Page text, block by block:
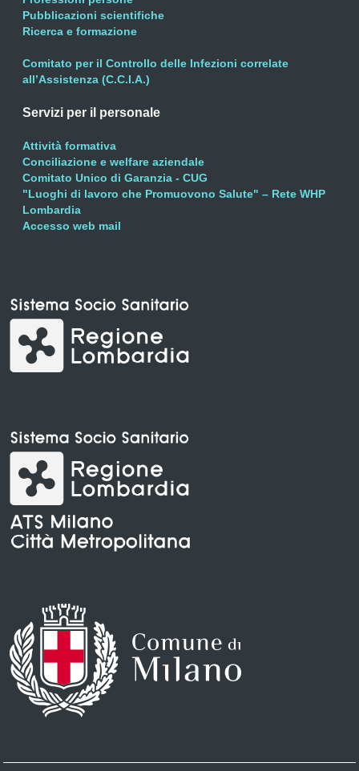
Pubblicazioni scientifiche
Ricerca e formazione
Comitato per il Controllo delle Infezioni correlate
all’Assistenza (C.C.I.A.)
Servizi per il personale
Attività formativa
Conciliazione e welfare aziendale
Comitato Unico di Garanzia - CUG
"Luoghi di lavoro che Promuovono Salute" – Rete WHP
Lombardia
Accesso web mail